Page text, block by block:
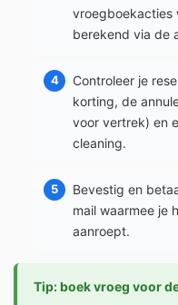
vroegboekacties
berekend via de
Controleer je
korting, de
voor vertrek) en
cleaning.
Bevestig en
mail waarmee je
aanroept.
Tip: boek vroeg voor